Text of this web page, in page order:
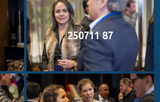
250711 87